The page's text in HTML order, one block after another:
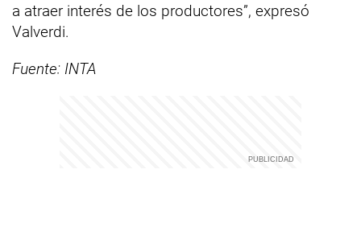
a atraer interés de los productores”, expresó
Valverdi.
Fuente: INTA